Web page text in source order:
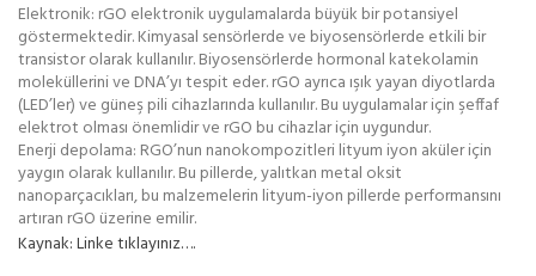
Elektronik: rGO elektronik uygulamalarda büyük bir potansiyel
göstermektedir. Kimyasal sensörlerde ve biyosensörlerde etkili bir
transistor olarak kullanılır. Biyosensörlerde hormonal katekolamin
moleküllerini ve DNA’yı tespit eder. rGO ayrıca ışık yayan diyotlarda
(LED’ler) ve güneş pili cihazlarında kullanılır. Bu uygulamalar için şeffaf
elektrot olması önemlidir ve rGO bu cihazlar için uygundur.
Enerji depolama: RGO’nun nanokompozitleri lityum iyon aküler için
yaygın olarak kullanılır. Bu pillerde, yalıtkan metal oksit
nanoparçacıkları, bu malzemelerin lityum-iyon pillerde performansını
artıran rGO üzerine emilir.
Kaynak: Linke tıklayınız….